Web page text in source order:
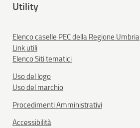
Utility
Elenco caselle PEC della Regione Umbria
Link utili
Elenco Siti tematici
Uso del logo
Uso del marchio
Procedimenti Amministrativi
Accessibilità